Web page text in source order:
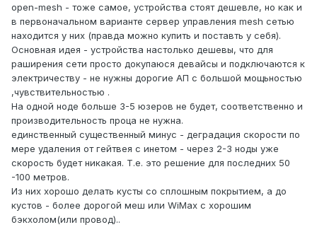
open-mesh - тоже самое, устройства стоят дешевле, но как и
в первоначальном варианте сервер управления mesh сетью
находится у них (правда можно купить и поставть у себя).
Основная идея - устройства настолько дешевы, что для
раширения сети просто докупаюся девайсы и подключаются к
электричеству - не нужны дорогие АП с большой мощьностью
,чувствительностью .
На одной ноде больше 3-5 юзеров не будет, соответственно и
производительность проца не нужна.
единственный существенный минус - деградация скорости по
мере удаления от гейтвея с инетом - через 2-3 ноды уже
скорость будет никакая. Т.е. это решение для последних 50
-100 метров.
Из них хорошо делать кусты со сплошным покрытием, а до
кустов - более дорогой меш или WiMax с хорошим
бэкхолом(или провод)..